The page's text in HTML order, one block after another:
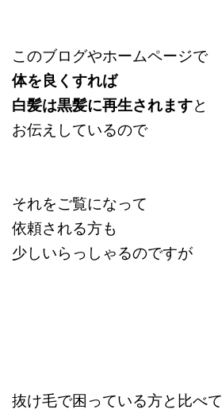
このブログやホームページで
体を良くすれば
白髪は黒髪に再生されますと
お伝えしているので
それをご覧になって
依頼される方も
少しいらっしゃるのですが
抜け毛で困っている方と比べて